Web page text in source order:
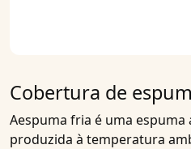
Cobertura de
Aespuma fria é uma espuma
produzida à temperatura